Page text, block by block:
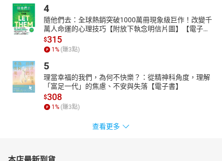
到更多，就像這本書讓我有機會窺見在轉身走出病房之後，迴盪在
門內，屬於病患的心思。」──曾元生（三軍總醫院燒傷中心主任）
◎「陳寧，這位長相甜美的小天使，把自己從受傷到目前整個艱辛
的醫療經過、和心路歷程，娓娓道來。她寫出了絕不是原來她想要
發生在她身上的事。
在她細膩的筆觸下，你的心會跟著一段段的描述，糾結在一起，也
會讓人跟著她的醫療過程，讓心痛的眼淚充滿你的眼睛……」──黃少
華（宏碁共同創辦人及前董事長）
◎「讀陳寧的書稿，我數度熱淚盈眶。身體的疼痛禁錮、換藥時的
痛徹心扉（如同被千刀萬剮啊）、整個醫療過程的煎熬、看到自己
4
隨他們去：全球熱銷突破1000萬冊現象級巨作！改變千
萬人命運的心理技巧【附放下執念明信片圖】【電子
書】
$315
1 % (賺3點)
5
理當幸福的我們，為何不快樂？：從精神科角度，理解
「富足一代」的焦慮、不安與失落【電子書】
$308
1 % (賺3點)
查看更多